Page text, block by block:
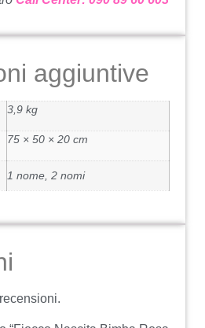
aggiuntive
3,9 kg
75 × 50 × 20 cm
1 nome, 2 nomi